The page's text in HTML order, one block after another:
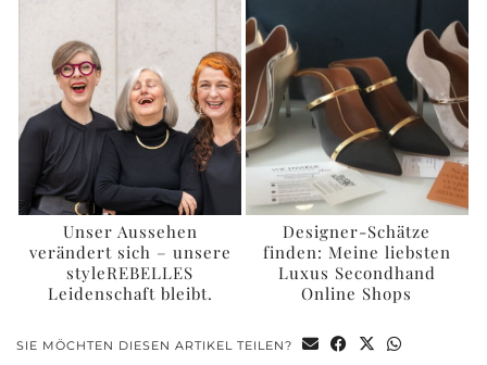
Unser Aussehen
verändert sich – unsere
styleREBELLES
Leidenschaft bleibt.
Designer-Schätze
finden: Meine liebsten
Luxus Secondhand
Online Shops
SIE MÖCHTEN DIESEN ARTIKEL TEILEN?